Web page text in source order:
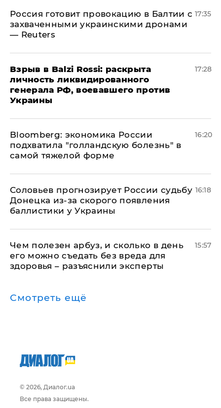
​Россия готовит провокацию в Балтии с
захваченными украинскими дронами
— Reuters
17:35
​Взрыв в Balzi Rossi: раскрыта
личность ликвидированного
генерала РФ, воевавшего против
Украины
17:28
Bloomberg: экономика России
подхватила "голландскую болезнь" в
самой тяжелой форме
16:20
Соловьев прогнозирует России судьбу
Донецка из-за скорого появления
баллистики у Украины
16:18
Чем полезен арбуз, и сколько в день
его можно съедать без вреда для
здоровья – разъяснили эксперты
15:57
Смотреть ещё
© 2026, Диалог.ua
Все права защищены.